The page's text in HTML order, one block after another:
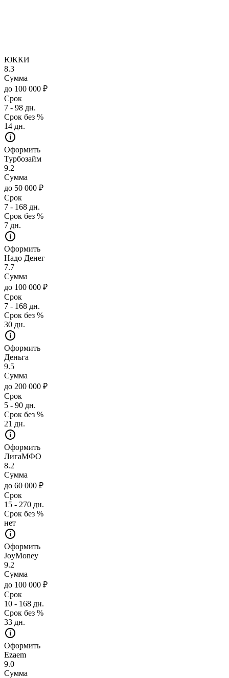
ЮККИ
8.3
Сумма
до 100 000 ₽
Срок
7 - 98 дн.
Срок без %
14 дн.
Оформить
Турбозайм
9.2
Сумма
до 50 000 ₽
Срок
7 - 168 дн.
Срок без %
7 дн.
Оформить
Надо Денег
7.7
Сумма
до 100 000 ₽
Срок
7 - 168 дн.
Срок без %
30 дн.
Оформить
Деньга
9.5
Сумма
до 200 000 ₽
Срок
5 - 90 дн.
Срок без %
21 дн.
Оформить
ЛигаМФО
8.2
Сумма
до 60 000 ₽
Срок
15 - 270 дн.
Срок без %
нет
Оформить
JoyMoney
9.2
Сумма
до 100 000 ₽
Срок
10 - 168 дн.
Срок без %
33 дн.
Оформить
Ezaem
9.0
Сумма